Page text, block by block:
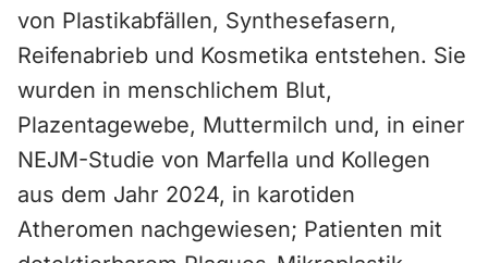
von Plastikabfällen, Synthesefasern,
Reifenabrieb und Kosmetika entstehen. Sie
wurden in menschlichem Blut,
Plazentagewebe, Muttermilch und, in einer
NEJM-Studie von Marfella und Kollegen
aus dem Jahr 2024, in karotiden
Atheromen nachgewiesen; Patienten mit